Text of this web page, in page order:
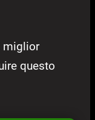
miglior
questo